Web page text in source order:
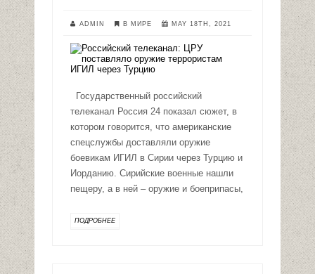
ADMIN В МИРЕ MAY 18TH, 2021
Государственный российский
телеканал Россия 24 показал сюжет, в
котором говорится, что американские
спецслужбы доставляли оружие
боевикам ИГИЛ в Сирии через Турцию и
Иорданию. Сирийские военные нашли
пещеру, а в ней – оружие и боеприпасы,
ПОДРОБНЕЕ